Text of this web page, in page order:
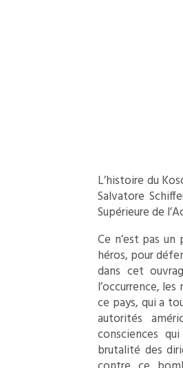
L’histoire du
Salvatore
Supérieure de
Ce n’est pas
héros, pour
dans cet
l’occurrence,
ce pays, qui a
autorités
consciences
brutalité des